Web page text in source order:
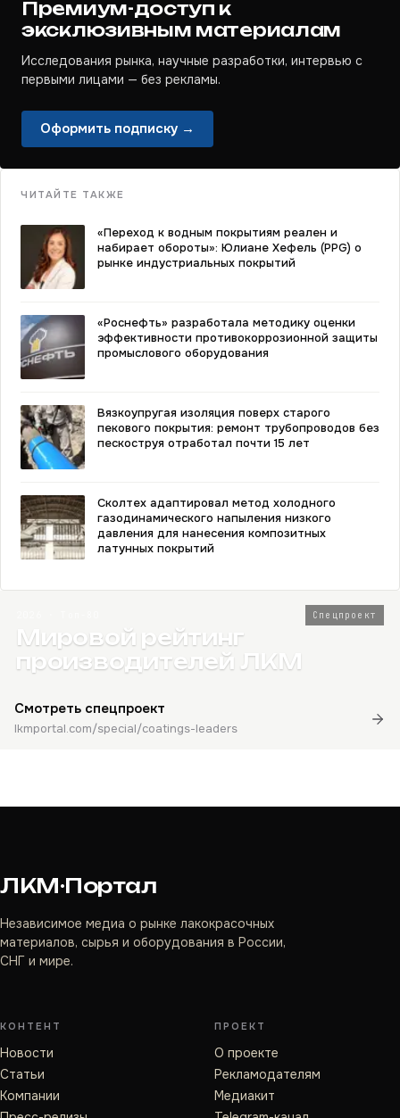
Премиум-доступ к
эксклюзивным материалам
Исследования рынка, научные разработки, интервью с
первыми лицами — без рекламы.
Оформить подписку →
ЧИТАЙТЕ ТАКЖЕ
«Переход к водным покрытиям реален и
набирает обороты»: Юлиане Хефель (PPG) о
рынке индустриальных покрытий
«Роснефть» разработала методику оценки
эффективности противокоррозионной защиты
промыслового оборудования
Вязкоупругая изоляция поверх старого
пекового покрытия: ремонт трубопроводов без
пескоструя отработал почти 15 лет
Сколтех адаптировал метод холодного
газодинамического напыления низкого
давления для нанесения композитных
латунных покрытий
Спецпроект
Мировой рейтинг
производителей ЛКМ
Смотреть спецпроект
lkmportal.com/special/coatings-leaders
ЛКМ·Портал
Независимое медиа о рынке лакокрасочных
материалов, сырья и оборудования в России,
СНГ и мире.
КОНТЕНТ
Новости
Статьи
Компании
ПРОЕКТ
О проекте
Рекламодателям
Медиакит